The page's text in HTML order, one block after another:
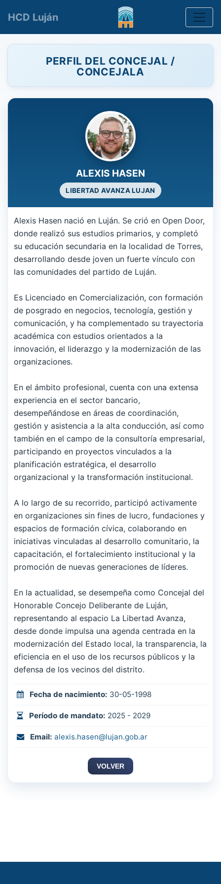
HCD Luján
PERFIL DEL CONCEJAL /
CONCEJALA
ALEXIS HASEN
LIBERTAD AVANZA LUJAN
Alexis Hasen nació en Luján. Se crió en Open Door,
donde realizó sus estudios primarios, y completó
su educación secundaria en la localidad de Torres,
desarrollando desde joven un fuerte vínculo con
las comunidades del partido de Luján.
Es Licenciado en Comercialización, con formación
de posgrado en negocios, tecnología, gestión y
comunicación, y ha complementado su trayectoria
académica con estudios orientados a la
innovación, el liderazgo y la modernización de las
organizaciones.
En el ámbito profesional, cuenta con una extensa
experiencia en el sector bancario,
desempeñándose en áreas de coordinación,
gestión y asistencia a la alta conducción, así como
también en el campo de la consultoría empresarial,
participando en proyectos vinculados a la
planificación estratégica, el desarrollo
organizacional y la transformación institucional.
A lo largo de su recorrido, participó activamente
en organizaciones sin fines de lucro, fundaciones y
espacios de formación cívica, colaborando en
iniciativas vinculadas al desarrollo comunitario, la
capacitación, el fortalecimiento institucional y la
promoción de nuevas generaciones de líderes.
En la actualidad, se desempeña como Concejal del
Honorable Concejo Deliberante de Luján,
representando al espacio La Libertad Avanza,
desde donde impulsa una agenda centrada en la
modernización del Estado local, la transparencia, la
eficiencia en el uso de los recursos públicos y la
defensa de los vecinos del distrito.
Fecha de nacimiento: 30-05-1998
Período de mandato: 2025 - 2029
Email: alexis.hasen@lujan.gob.ar
VOLVER